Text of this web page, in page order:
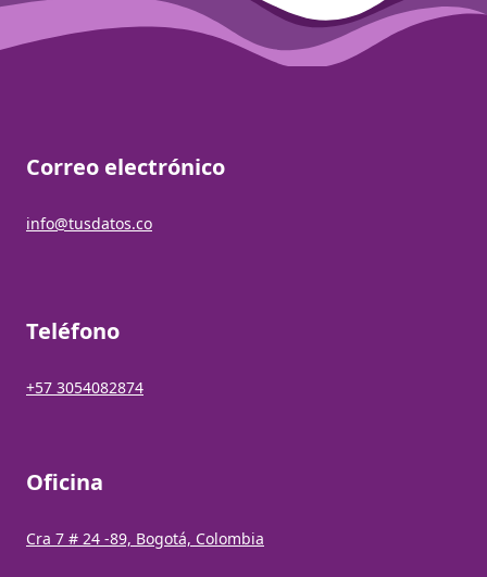
Correo electrónico
info@tusdatos.co
Teléfono
+57 3054082874
Oficina
Cra 7 # 24 -89, Bogotá, Colombia